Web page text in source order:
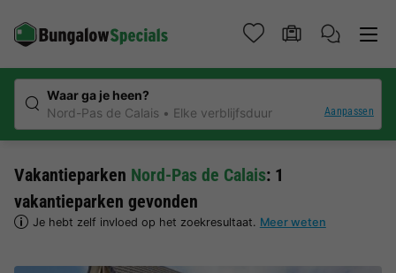
Waar ga je heen?
Nord-Pas de Calais
Elke verblijfsduur Aanpassen
Vakantieparken Nord-Pas de Calais: 1
vakantieparken gevonden
Je hebt zelf invloed op het zoekresultaat. Meer weten